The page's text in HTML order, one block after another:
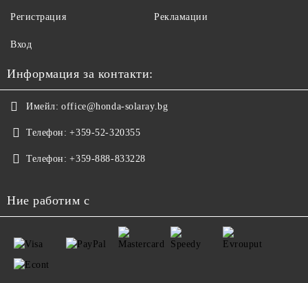
Регистрация
Вход
Рекламации
Информация за контакти:
Имейл: office@honda-solaray.bg
Телефон: +359-52-320355
Телефон: +359-888-833228
Ние работим с